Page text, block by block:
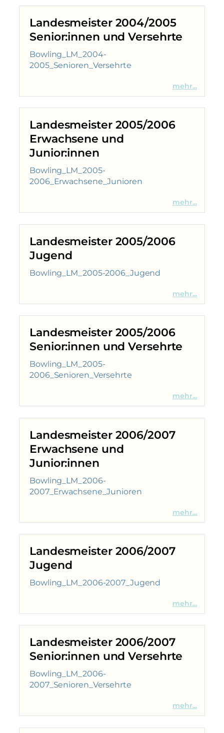
Landesmeister 2004/2005
Senior:innen und Versehrte
Bowling_LM_2004-
2005_Senioren_Versehrte
mehr...
Landesmeister 2005/2006
Erwachsene und
Junior:innen
Bowling_LM_2005-
2006_Erwachsene_Junioren
mehr...
Landesmeister 2005/2006
Jugend
Bowling_LM_2005-2006_Jugend
mehr...
Landesmeister 2005/2006
Senior:innen und Versehrte
Bowling_LM_2005-
2006_Senioren_Versehrte
mehr...
Landesmeister 2006/2007
Erwachsene und
Junior:innen
Bowling_LM_2006-
2007_Erwachsene_Junioren
mehr...
Landesmeister 2006/2007
Jugend
Bowling_LM_2006-2007_Jugend
mehr...
Landesmeister 2006/2007
Senior:innen und Versehrte
Bowling_LM_2006-
2007_Senioren_Versehrte
mehr...